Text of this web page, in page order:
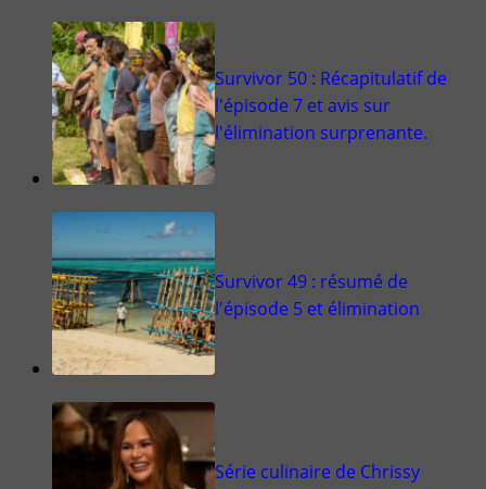
Survivor 50 : Récapitulatif de
l'épisode 7 et avis sur
l'élimination surprenante.
Survivor 49 : résumé de
l'épisode 5 et élimination
Série culinaire de Chrissy